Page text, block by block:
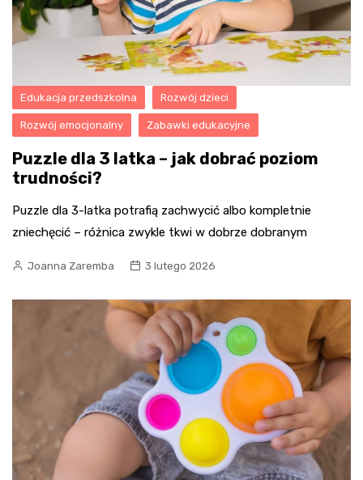
Edukacja przedszkolna Rozwój dzieci
Rozwój emocjonalny Zabawki edukacyjne
Puzzle dla 3 latka – jak dobrać poziom
trudności?
Puzzle dla 3-latka potrafią zachwycić albo kompletnie
zniechęcić – różnica zwykle tkwi w dobrze dobranym
Joanna Zaremba 3 lutego 2026